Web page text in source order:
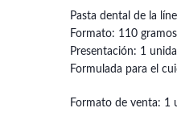
Pasta dental de la
Formato: 110
Presentación: 1
Formulada para el
Formato de venta: 1